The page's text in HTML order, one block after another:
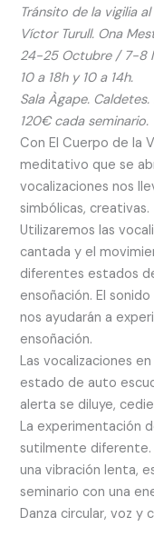
Tránsito de la vigilia
Víctor Turull. Ona
24-25 Octubre / 7-8
10 a 18h y 10 a 14h.
Sala Àgape. Caldetes.
120€ cada seminario.
Con El Cuerpo de la
meditativo que se
vocalizaciones nos
simbólicas, creativas.
Utilizaremos las
cantada y el
diferentes estados
ensoñación. El
nos ayudarán a
ensoñación.
Las vocalizaciones
estado de auto
alerta se diluye,
La experimentación
sutilmente diferente.
una vibración lenta,
seminario con una
Danza circular, voz y